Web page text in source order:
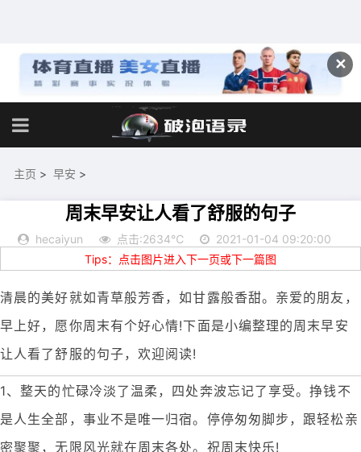
✕
主页 > 早安 >
周末早安让人看了舒服的句子
hecaiyun 点击:2634℃
2021-01-04 09:20:00
Tips：点击图片进入下一页或下一篇图
清晨的美好就如青草般芳香，如甘露般香甜。亲爱的朋友，
早上好，愿你周末有个好心情!下面是小编整理的周末早安
让人看了舒服的句子，欢迎阅读!
1、整天的忙碌冷淡了温柔，四处奔波忘记了享受。挣钱不
是人生全部，事业不是唯一归宿。停停匆匆脚步，跟轻松亲
密聚聚，无限风光就在周末各处。祝周末快乐!